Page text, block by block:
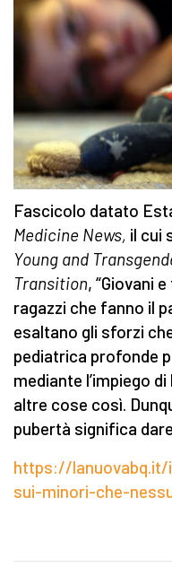
Fascicolo datato
Medicine News, il cui
Young and
Transition, “Giovani
ragazzi che fanno il
esaltano gli sforzi
pediatrica profonde
mediante l’impiego
altre cose così.
pubertà significa
https://
sui-minori-che-